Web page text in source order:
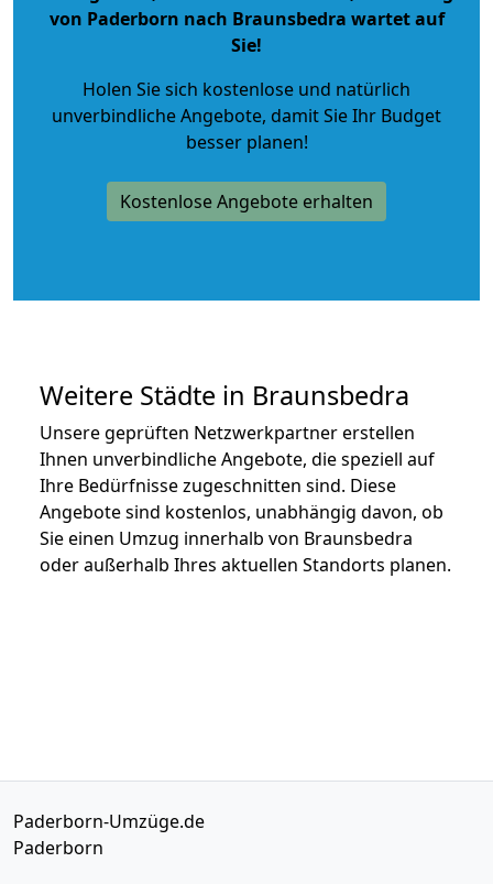
von Paderborn nach Braunsbedra wartet auf
Sie!
Holen Sie sich kostenlose und natürlich
unverbindliche Angebote, damit Sie Ihr Budget
besser planen!
Kostenlose Angebote erhalten
Weitere Städte in Braunsbedra
Unsere geprüften Netzwerkpartner erstellen
Ihnen unverbindliche Angebote, die speziell auf
Ihre Bedürfnisse zugeschnitten sind. Diese
Angebote sind kostenlos, unabhängig davon, ob
Sie einen Umzug innerhalb von Braunsbedra
oder außerhalb Ihres aktuellen Standorts planen.
Paderborn-Umzüge.de
Paderborn